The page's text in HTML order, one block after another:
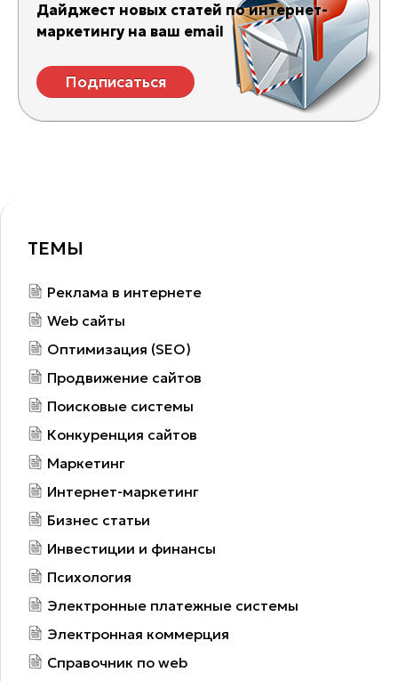
Дайджест новых статей по интернет-
маркетингу на ваш email
Подписаться
ТЕМЫ
Реклама в интернете
Web сайты
Оптимизация (SEO)
Продвижение сайтов
Поисковые системы
Конкуренция сайтов
Маркетинг
Интернет-маркетинг
Бизнес статьи
Инвестиции и финансы
Психология
Электронные платежные системы
Электронная коммерция
Справочник по web